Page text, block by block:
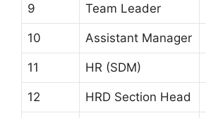
9 Team Leader
10 Assistant Manager
11 HR (SDM)
12 HRD Section Head